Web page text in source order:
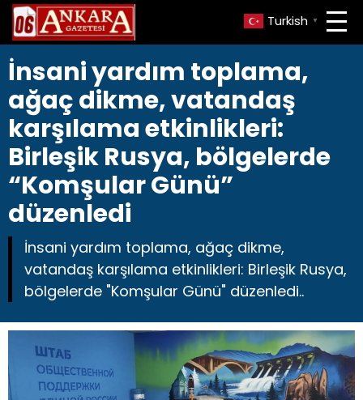
Turkish ▼
İnsani yardım toplama,
ağaç dikme, vatandaş
karşılama etkinlikleri:
Birleşik Rusya, bölgelerde
“Komşular Günü”
düzenledi
İnsani yardım toplama, ağaç dikme,
vatandaş karşılama etkinlikleri: Birleşik Rusya,
bölgelerde "Komşular Günü" düzenledi..